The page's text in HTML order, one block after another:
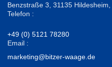
Benzstraße 3, 31135
Telefon :
+49 (0) 5121 78280
Email :
marketing@bitzer-waage.de